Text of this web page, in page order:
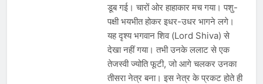
डूब गई। चारों ओर हाहाकार मच गया। पशु-
पक्षी भयभीत होकर इधर-उधर भागने लगे।
यह दृश्य भगवान शिव (Lord Shiva) से
देखा नहीं गया। तभी उनके ललाट से एक
तेजस्वी ज्योति फूटी, जो आगे चलकर उनका
तीसरा नेत्र बना। इस नेत्र के प्रकट होते ही